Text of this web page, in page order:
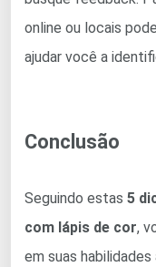
online ou locais
ajudar você a
Conclusão
Seguindo estas 5
com lápis de cor,
em suas